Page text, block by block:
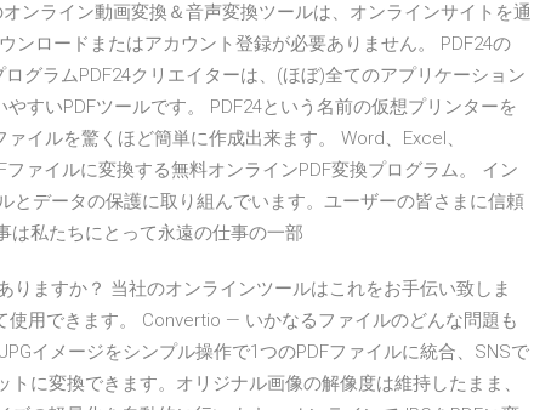
ンライン動画変換＆音声変換ツールは、オンラインサイトを通
ンロードまたはアカウント登録が必要ありません。 PDF24の
グラムPDF24クリエイターは、(ほぼ)全てのアプリケーション
すいPDFツールです。 PDF24という名前の仮想プリンターを
イルを驚くほど簡単に作成出来ます。 Word、Excel、
ァイルに変換する無料オンラインPDF変換プログラム。 イン
とデータの保護に取り組んでいます。ユーザーの皆さまに信頼
は私たちにとって永遠の仕事の一部
りますか？ 当社のオンラインツールはこれをお手伝い致しま
用できます。 Convertio — いかなるファイルのどんな問題も
イメージをシンプル操作で1つのPDFファイルに統合、SNSで
に変換できます。オリジナル画像の解像度は維持したまま、